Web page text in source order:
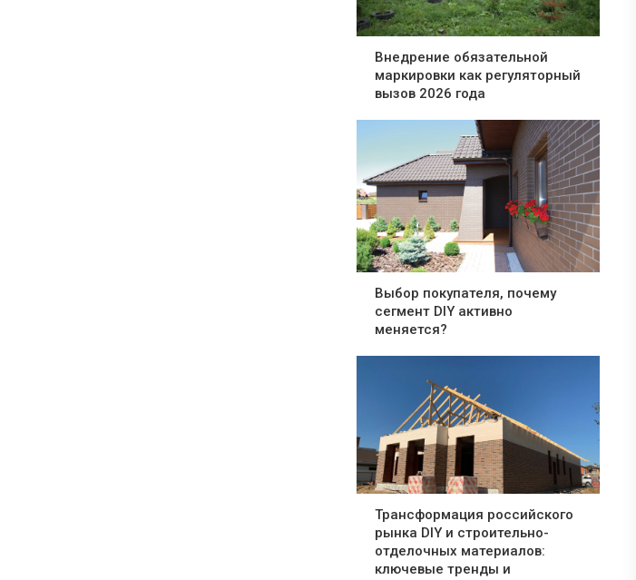
Внедрение обязательной
маркировки как регуляторный
вызов 2026 года
Выбор покупателя, почему
сегмент DIY активно
меняется?
Трансформация российского
рынка DIY и строительно-
отделочных материалов:
ключевые тренды и